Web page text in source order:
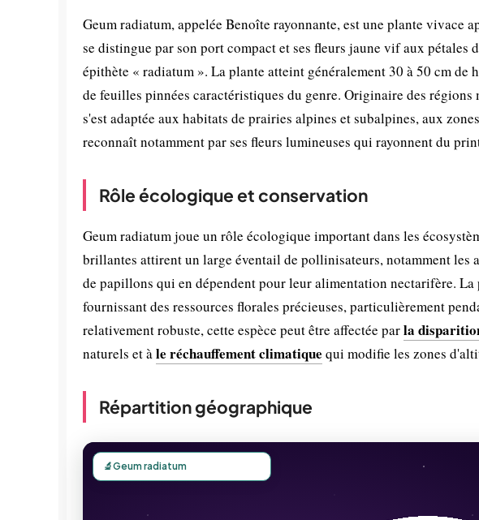
Geum radiatum, appelée Benoîte rayonnante, est une plante vivace
se distingue par son port compact et ses fleurs jaune vif aux
épithète « radiatum ». La plante atteint généralement 30 à 50 cm de
de feuilles pinnées caractéristiques du genre. Originaire des
s'est adaptée aux habitats de prairies alpines et subalpines, aux
reconnaît notamment par ses fleurs lumineuses qui rayonnent du
Rôle écologique et conservation
Geum radiatum joue un rôle écologique important dans les
brillantes attirent un large éventail de pollinisateurs, notamment les
de papillons qui en dépendent pour leur alimentation nectarifère.
fournissant des ressources florales précieuses, particulièrement
relativement robuste, cette espèce peut être affectée parla
naturels et àle réchauffement climatique qui modifie les zones
Répartition géographique